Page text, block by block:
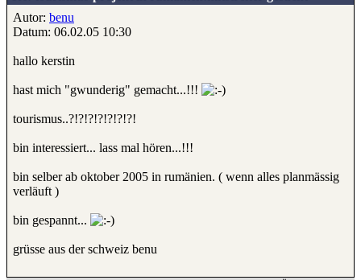
Autor: benu
Datum: 06.02.05 10:30
hallo kerstin
hast mich "gwunderig" gemacht...!!!
tourismus..?!?!?!?!?!?!?!
bin interessiert... lass mal hören...!!!
bin selber ab oktober 2005 in rumänien. ( wenn alles planmässig
verläuft )
bin gespannt...
grüsse aus der schweiz benu